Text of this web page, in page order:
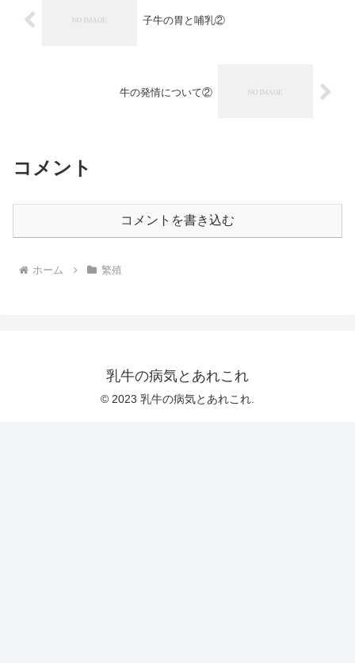
子牛の胃と哺乳②
牛の発情について②
コメント
コメントを書き込む
ホーム 繁殖
乳牛の病気とあれこれ
© 2023 乳牛の病気とあれこれ.